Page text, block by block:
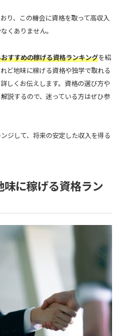
り、この機会に資格を取って高収入
くありません。
すすめの稼げる資格ランキングを紹
ど地味に稼げる資格や独学で取れる
しくお伝えします。資格の選び方や
説するので、迷っている方はぜひ参
ジして、将来の安定した収入を得る
に稼げる資格ラン